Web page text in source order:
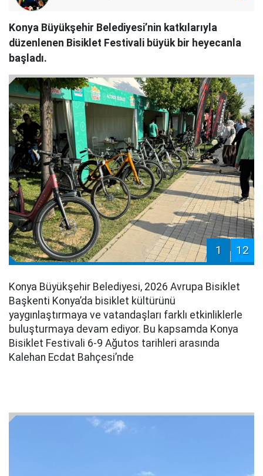
Konya Büyükşehir Belediyesi’nin katkılarıyla
düzenlenen Bisiklet Festivali büyük bir heyecanla
başladı.
1 12
Konya Büyükşehir Belediyesi, 2026 Avrupa Bisiklet
Başkenti Konya’da bisiklet kültürünü
yaygınlaştırmaya ve vatandaşları farklı etkinliklerle
buluşturmaya devam ediyor. Bu kapsamda Konya
Bisiklet Festivali 6-9 Ağutos tarihleri arasında
Kalehan Ecdat Bahçesi’nde